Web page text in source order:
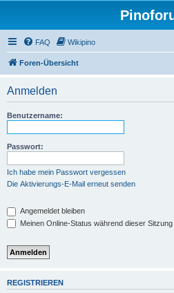
FAQ Wikipino
Foren-Übersicht
Anmelden
Benutzername:
Passwort:
Ich habe mein Passwort vergessen
Die Aktivierungs-E-Mail erneut senden
Angemeldet bleiben
Meinen Online-Status während dieser
REGISTRIEREN